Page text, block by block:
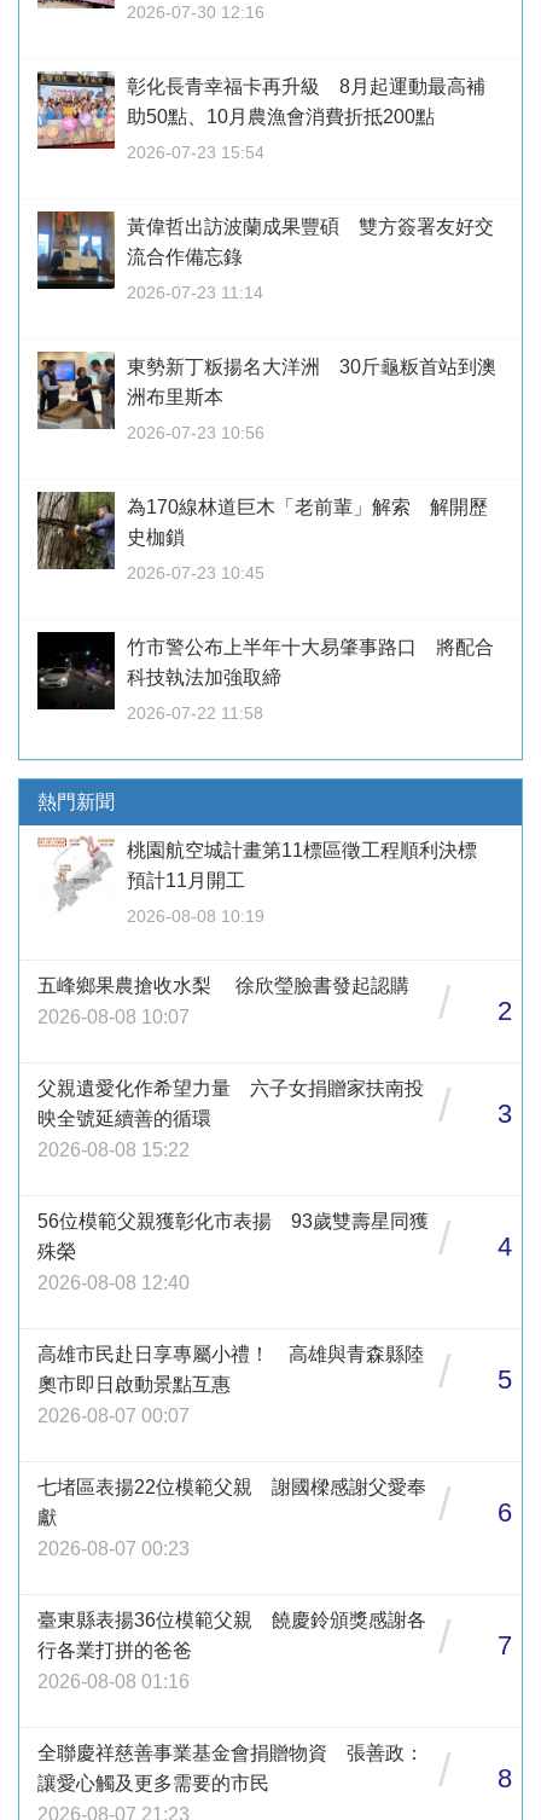
2026-07-30 12:16
彰化長青幸福卡再升級 8月起運動最高補
助50點、10月農漁會消費折抵200點
2026-07-23 15:54
黃偉哲出訪波蘭成果豐碩 雙方簽署友好交
流合作備忘錄
2026-07-23 11:14
東勢新丁粄揚名大洋洲 30斤龜粄首站到澳
洲布里斯本
2026-07-23 10:56
為170線林道巨木「老前輩」解索 解開歷
史枷鎖
2026-07-23 10:45
竹市警公布上半年十大易肇事路口 將配合
科技執法加強取締
2026-07-22 11:58
熱門新聞
桃園航空城計畫第11標區徵工程順利決標
預計11月開工
2026-08-08 10:19
五峰鄉果農搶收水梨 徐欣瑩臉書發起認購
2026-08-08 10:07
/ 2
父親遺愛化作希望力量 六子女捐贈家扶南投
映全號延續善的循環
2026-08-08 15:22
/ 3
56位模範父親獲彰化市表揚 93歲雙壽星同獲
殊榮
2026-08-08 12:40
/ 4
高雄市民赴日享專屬小禮！ 高雄與青森縣陸
奧市即日啟動景點互惠
2026-08-07 00:07
/ 5
七堵區表揚22位模範父親 謝國樑感謝父愛奉
獻
2026-08-07 00:23
/ 6
臺東縣表揚36位模範父親 饒慶鈴頒獎感謝各
行各業打拼的爸爸
2026-08-08 01:16
/ 7
全聯慶祥慈善事業基金會捐贈物資 張善政：
讓愛心觸及更多需要的市民
2026-08-07 21:23
/ 8